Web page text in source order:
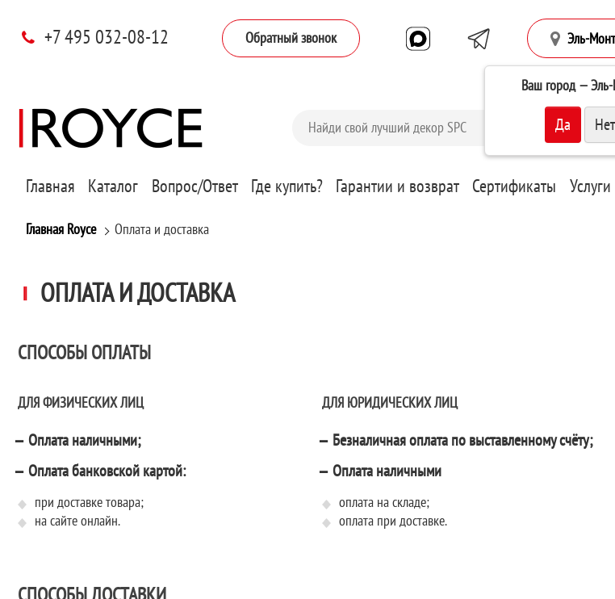
+7 495 032-08-12 Обратный звонок Эль-
Ваш город —
Главная Каталог Вопрос/Ответ Где купить? Гарантии и возврат Сертификаты Услуги
Главная Royce Оплата и доставка
ОПЛАТА И ДОСТАВКА
СПОСОБЫ ОПЛАТЫ
ДЛЯ ФИЗИЧЕСКИХ ЛИЦ
Оплата наличными;
Оплата банковской картой:
при доставке товара;
на сайте онлайн.
ДЛЯ ЮРИДИЧЕСКИХ ЛИЦ
Безналичная оплата по выставленному счёту;
Оплата наличными
оплата на складе;
оплата при доставке.